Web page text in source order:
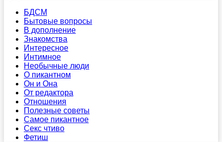
БДСМ
Бытовые вопросы
В дополнение
Знакомства
Интересное
Интимное
Необычные люди
О пикантном
Он и Она
От редактора
Отношения
Полезные советы
Самое пикантное
Секс чтиво
Фетиш